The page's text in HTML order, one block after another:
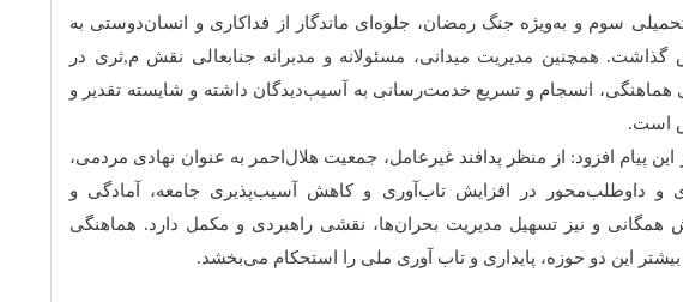
سوم و به‌ویژه جنگ رمضان، جلوه‌ای ماندگار از فداکاری و انسان‌دوستی به
گذاشت. همچنین مدیریت میدانی، مسئولانه و مدبرانه جنابعالی نقش م,ثری در
هماهنگی، انسجام و تسریع خدمت‌رسانی به آسیب‌دیدگان داشته و شایسته تقدیر و
است.
پیام افزود: از منظر پدافند غیرعامل، جمعیت هلال‌احمر به عنوان نهادی مردمی،
و داوطلب‌محور در افزایش تاب‌آوری و کاهش آسیب‌پذیری جامعه، آمادگی و
همگانی و نیز تسهیل مدیریت بحران‌ها، نقشی راهبردی و مکمل دارد. هماهنگی
این دو حوزه، پایداری و تاب آوری ملی را استحکام می‌بخشد.